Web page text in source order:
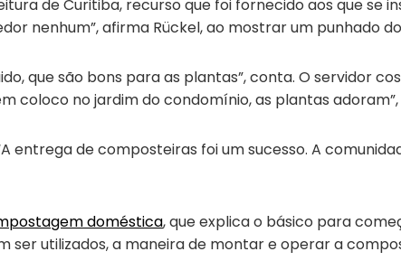
de Curitiba, recurso que foi fornecido aos que se
nenhum”, afirma Rückel, ao mostrar um punhado
que são bons para as plantas”, conta. O servidor
coloco no jardim do condomínio, as plantas
entrega de composteiras foi um sucesso. A
doméstica, que explica o básico para
ser utilizados, a maneira de montar e operar a